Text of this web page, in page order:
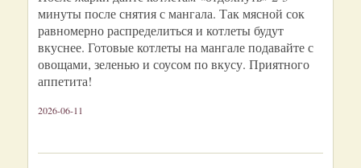
минуты после снятия с мангала. Так мясной сок
равномерно распределиться и котлеты будут
вкуснее. Готовые котлеты на мангале подавайте с
овощами, зеленью и соусом по вкусу. Приятного
аппетита!
2026-06-11